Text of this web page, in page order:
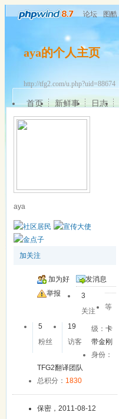
论坛 图酷
aya的个人主页
http://tfg2.com/u.php?uid=88674
首页 新鲜事 日志
aya
加关注
加为好
友
发消息
举报
3
关注
5
粉丝
19
访客
等
级：卡
带金刚
身份：
TFG2翻译团队
总积分： 1830
保密，2011-08-12